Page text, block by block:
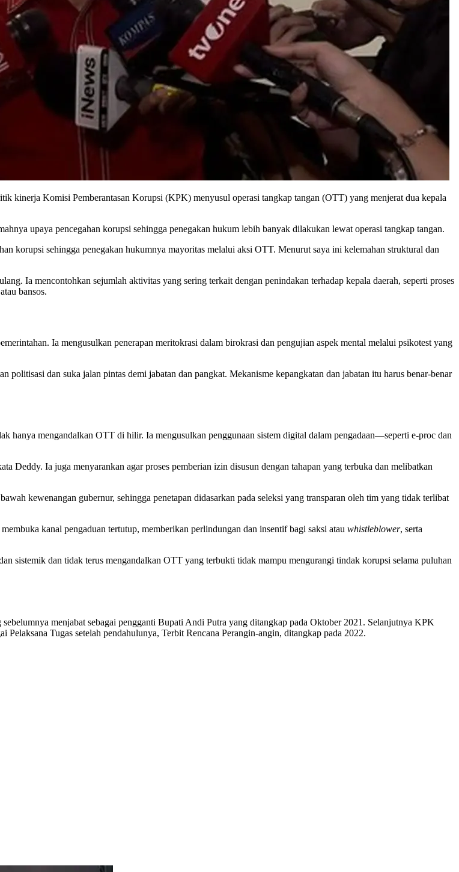
Komisi Pemberantasan Korupsi (KPK) menyusul operasi tangkap tangan (OTT) yang menjerat dua kepala
upaya pencegahan korupsi sehingga penegakan hukum lebih banyak dilakukan lewat operasi tangkap tangan.
korupsi sehingga penegakan hukumnya mayoritas melalui aksi OTT. Menurut saya ini kelemahan struktural dan
Ia mencontohkan sejumlah aktivitas yang sering terkait dengan penindakan terhadap kepala daerah, seperti proses
bansos.
Ia mengusulkan penerapan meritokrasi dalam birokrasi dan pengujian aspek mental melalui psikotest yang
dan suka jalan pintas demi jabatan dan pangkat. Mekanisme kepangkatan dan jabatan itu harus benar-benar
hanya mengandalkan OTT di hilir. Ia mengusulkan penggunaan sistem digital dalam pengadaan—seperti e-proc dan
Deddy. Ia juga menyarankan agar proses pemberian izin disusun dengan tahapan yang terbuka dan melibatkan
kewenangan gubernur, sehingga penetapan didasarkan pada seleksi yang transparan oleh tim yang tidak terlibat
kanal pengaduan tertutup, memberikan perlindungan dan insentif bagi saksi atau whistleblower, serta
sistemik dan tidak terus mengandalkan OTT yang terbukti tidak mampu mengurangi tindak korupsi selama puluhan
menjabat sebagai pengganti Bupati Andi Putra yang ditangkap pada Oktober 2021. Selanjutnya KPK
Tugas setelah pendahulunya, Terbit Rencana Perangin-angin, ditangkap pada 2022.